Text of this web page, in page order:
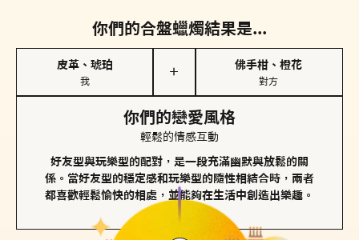
你們的合盤蠟燭結果是...
皮革、琥珀
我
＋
佛手柑、橙花
對方
你們的戀愛風格
輕鬆的情感互動
好友型與玩樂型的配對，是一段充滿幽默與放鬆的關
係。當好友型的穩定感和玩樂型的隨性相結合時，兩者
都喜歡輕鬆愉快的相處，並能夠在生活中創造出樂趣。